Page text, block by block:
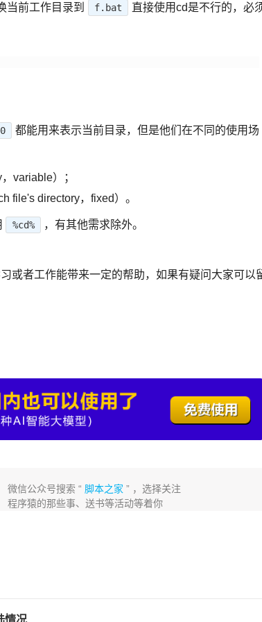
当前工作目录到 f.bat
直接使用cd是不行的，必
都能用来表示当前目录，但是他们在不同的使用场
variable）；
file's directory，fixed）。
%cd% ，有其他需求除外。
或者工作能带来一定的帮助，如果有疑问大家可以
微信公众号搜索 “脚本之家 ” ，选择关注
程序猿的那些事、送书等活动等着你